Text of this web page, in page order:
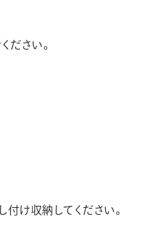
ださい。
付け収納してください。